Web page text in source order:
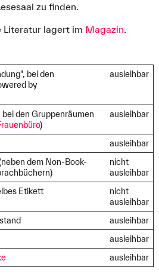
zu finden.
Literatur lagert im Magazin.
bei den
by
ausleihbar
bei den Gruppenräumen
)
ausleihbar
ausleihbar
dem Non-Book-
nicht
ausleihbar
Etikett
nicht
ausleihbar
ausleihbar
ausleihbar
ausleihbar